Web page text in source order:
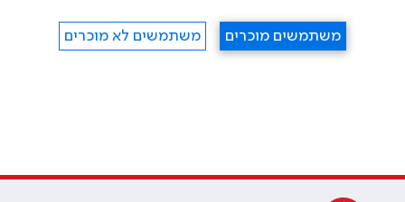
משתמשים מוכרים משתמשים לא מוכרים